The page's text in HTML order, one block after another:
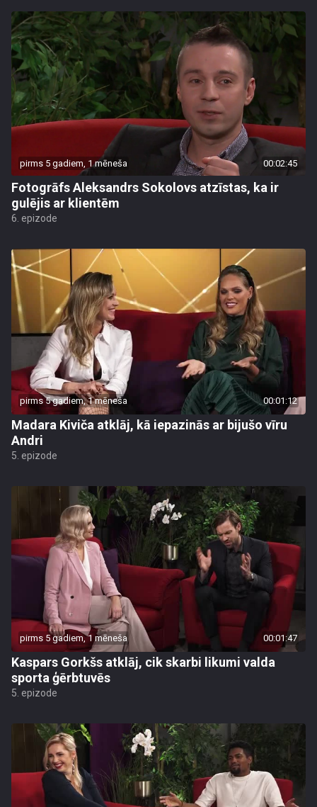
pirms 5 gadiem, 1 mēneša 00:02:45
Fotogrāfs Aleksandrs Sokolovs atzīstas, ka ir
gulējis ar klientēm
6. epizode
pirms 5 gadiem, 1 mēneša 00:01:12
Madara Kiviča atklāj, kā iepazinās ar bijušo vīru
Andri
5. epizode
pirms 5 gadiem, 1 mēneša 00:01:47
Kaspars Gorkšs atklāj, cik skarbi likumi valda
sporta ģērbtuvēs
5. epizode